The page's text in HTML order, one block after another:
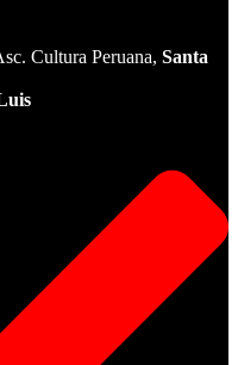
Cultura Peruana, Santa